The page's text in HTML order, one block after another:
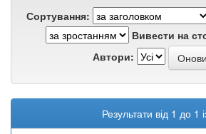
Сортування:
Вивести на
Автори:
Результати від 1 до 1